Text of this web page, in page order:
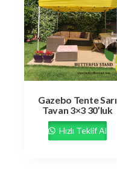
Gazebo Tente Sarı
Tavan 3×3 30’luk
Hızlı Teklif Al